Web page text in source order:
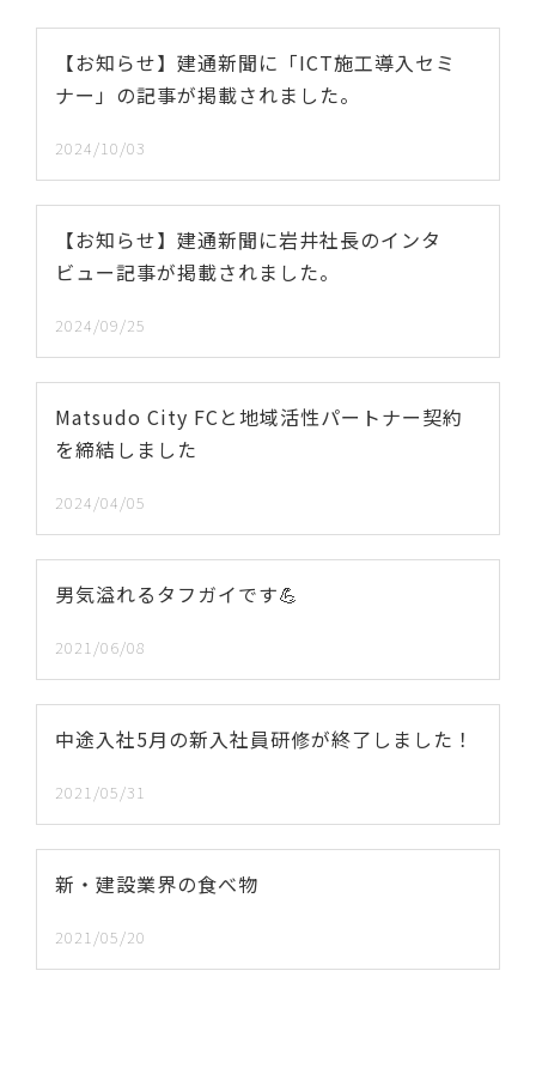
【お知らせ】建通新聞に「ICT施工導入セミ
ナー」の記事が掲載されました。
2024/10/03
【お知らせ】建通新聞に岩井社長のインタ
ビュー記事が掲載されました。
2024/09/25
Matsudo City FCと地域活性パートナー契約
を締結しました
2024/04/05
男気溢れるタフガイです💪
2021/06/08
中途入社5月の新入社員研修が終了しました！
2021/05/31
新・建設業界の食べ物
2021/05/20